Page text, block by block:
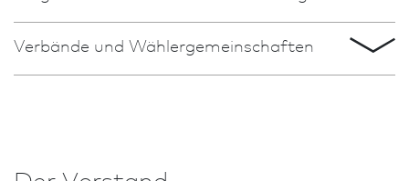
Ver­bände und Wählergemeinschaften